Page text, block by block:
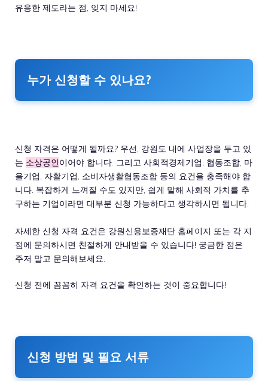
유용한 제도라는 점, 잊지 마세요!
누가 신청할 수 있나요?
신청 자격은 어떻게 될까요? 우선, 강원도 내에 사업장을 두고 있
는 소상공인이어야 합니다. 그리고 사회적경제기업, 협동조합, 마
을기업, 자활기업, 소비자생활협동조합 등의 요건을 충족해야 합
니다. 복잡하게 느껴질 수도 있지만, 쉽게 말해 사회적 가치를 추
구하는 기업이라면 대부분 신청 가능하다고 생각하시면 됩니다.
자세한 신청 자격 요건은 강원신용보증재단 홈페이지 또는 각 지
점에 문의하시면 친절하게 안내받을 수 있습니다! 궁금한 점은
주저 말고 문의해보세요.
신청 전에 꼼꼼히 자격 요건을 확인하는 것이 중요합니다!
신청 방법 및 필요 서류